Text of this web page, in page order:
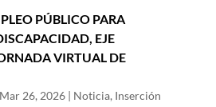
PÚBLICO PARA
EJE
VIRTUAL DE
Mar 26, 2026| Noticia, Inserción